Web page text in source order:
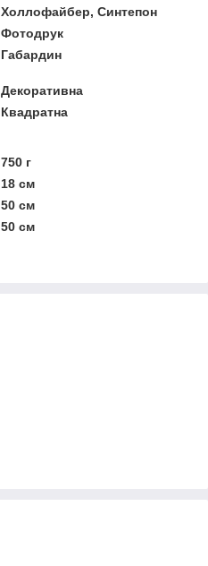
Холлофайбер, Синтепон
Фотодрук
Габардин
Декоративна
Квадратна
750 г
18 см
50 см
50 см